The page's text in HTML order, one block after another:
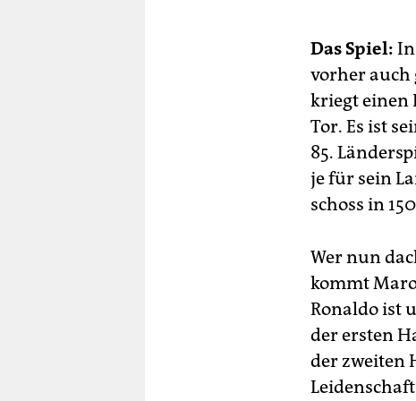
Das Spiel:
vorher auch
kriegt einen
Tor. Es ist
85.
je für sein
schoss in
Wer nun
kommt
Ronaldo ist
der ersten
der zweiten